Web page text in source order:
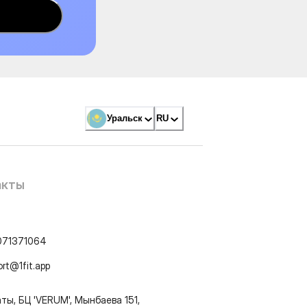
Уральск RU
БЦ 'VERUM', Мынбаева 151,